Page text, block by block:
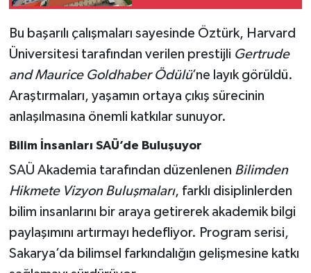
Bu başarılı çalışmaları sayesinde Öztürk, Harvard
Üniversitesi tarafından verilen prestijli Gertrude
and Maurice Goldhaber Ödülü’ne layık görüldü.
Araştırmaları, yaşamın ortaya çıkış sürecinin
anlaşılmasına önemli katkılar sunuyor.
Bilim İnsanları SAÜ’de Buluşuyor
SAÜ Akademia tarafından düzenlenen Bilimden
Hikmete Vizyon Buluşmaları, farklı disiplinlerden
bilim insanlarını bir araya getirerek akademik bilgi
paylaşımını artırmayı hedefliyor. Program serisi,
Sakarya’da bilimsel farkındalığın gelişmesine katkı